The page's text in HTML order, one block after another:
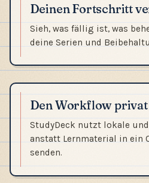
Deinen Fortschritt
Sieh, was fällig ist, was
deine Serien und
Den Workflow
StudyDeck nutzt lokale
anstatt Lernmaterial in ein
senden.